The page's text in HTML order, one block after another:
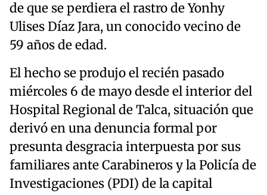
de que se perdiera el rastro de Yonhy
Ulises Díaz Jara, un conocido vecino de
59 años de edad.
El hecho se produjo el recién pasado
miércoles 6 de mayo desde el interior del
Hospital Regional de Talca, situación que
derivó en una denuncia formal por
presunta desgracia interpuesta por sus
familiares ante Carabineros y la Policía de
Investigaciones (PDI) de la capital